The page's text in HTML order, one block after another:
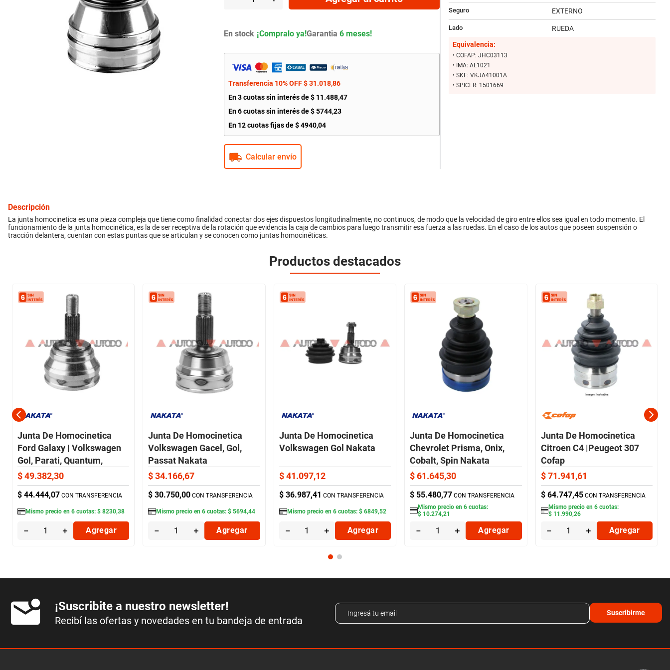
inyección
refrigeración
instrumental
En stock Garantia 6 meses!
Transferencia 10% OFF$31.018,86
En3cuotas sin interés de$ 11.488,47
En6cuotas sin interés de$5744,23
En 12cuotas fijas de$4940,04
Calcular envío
Seguro EXTERNO
Lado
RUEDA
Equivalencia:
• COFAP: JHC03113
• IMA: AL1021
• SKF: VKJA41001A
• SPICER: 1501669
Descripción
La junta homocinetica es una pieza compleja que tiene como finalidad conectar dos ejes dispuestos longitudinalmente, no continuos, de modo que la velocidad de giro entre ellos sea igual en todo momento. El
funcionamiento de la junta homocinética, es la de ser receptiva de la rotación que evidencia la caja de cambios para luego transmitir esa fuerza a las ruedas. En el caso de los autos que poseen suspensión o
tracción delantera, cuentan con estas puntas que se articulan y se conocen como juntas homocinéticas.
Productos destacados
Junta De Homocinetica
Ford Galaxy | Volkswagen
Gol, Parati, Quantum,
Santana Nakata
$49.382,30
$ 44.444,07 CON TRANSFERENCIA
Mismo precio en 6cuotas: $ 8230,38
＋
－ Agregar
Junta De Homocinetica
Volkswagen Gacel, Gol,
Passat Nakata
$ 34.166,67
$ 30.750,00 CON TRANSFERENCIA
Mismo precio en6 cuotas:$ 5694,44
＋
－ Agregar
Junta De Homocinetica
Volkswagen Gol Nakata
$ 41.097,12
$ 36.987,41 CON TRANSFERENCIA
Mismo precio en 6cuotas: $ 6849,52
＋
－ Agregar
Junta De Homocinetica
Chevrolet Prisma, Onix,
Cobalt, Spin Nakata
$61.645,30
$ 55.480,77 CON TRANSFERENCIA
Mismo precio en6 cuotas:
$ 10.274,21
＋
－ Agregar
Junta De Homocinetica
Citroen C4 |Peugeot 307
Cofap
$ 71.941,61
$ 64.747,45 CON TRANSFERENCIA
Mismo precio en6 cuotas:
$ 11 .990,26
＋
－ Agregar
¡Suscribite a nuestro newsletter!
Recibí las ofertas y novedades en tu bandeja de entrada
Suscribirme
10. citroen c4